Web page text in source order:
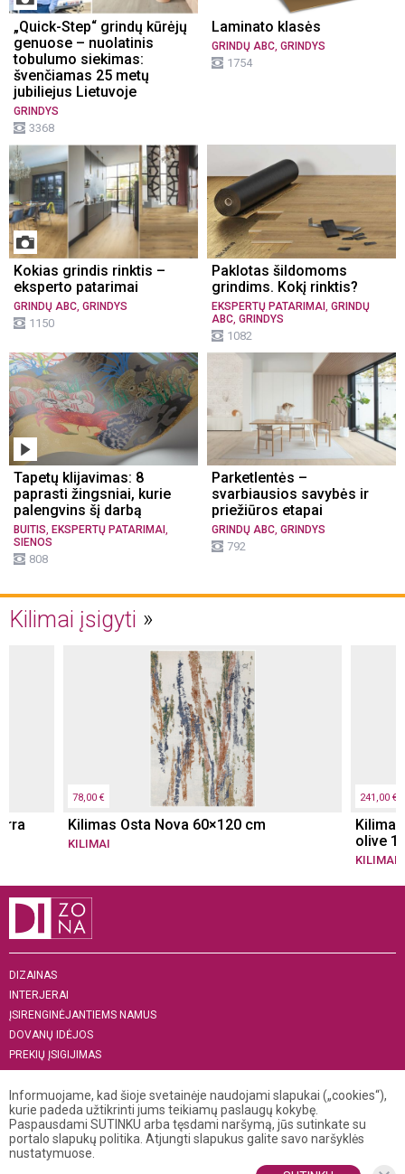
„Quick-Step“ grindų kūrėjų
genuose – nuolatinis
tobulumo siekimas:
švenčiamas 25 metų
jubiliejus Lietuvoje
GRINDYS
3368
Laminato klasės
GRINDŲ ABC, GRINDYS
1754
Kokias grindis rinktis –
eksperto patarimai
GRINDŲ ABC GRINDYS
1150
Paklotas šildomoms
grindims. Kokį rinktis?
EKSPERTŲ PATARIMAI GRINDŲ
ABC GRINDYS
1082
Tapetų klijavimas: 8
paprasti žingsniai, kurie
palengvins šį darbą
BUITIS, EKSPERTŲ PATARIMAI ,
SIENOS
808
Parketlentės –
svarbiausios savybės ir
priežiūros etapai
GRINDŲ ABC, GRINDYS
792
Kilimai įsigyti
78,00 €
Kilimas Osta Nova 60×120 cm
KILIMAI
241,00 €
olive
KILIMAI
DIZAINAS
INTERJERAI
ĮSIRENGINĖJANTIEMS NAMUS
DOVANŲ IDĖJOS
PREKIŲ ĮSIGIJIMAS
„MENAS INTERJERUI 2019“
+370 521 04 141
info@dizona.lt
Informuojame, kad šioje svetainėje naudojami slapukai („cookies“),
kurie padeda užtikrinti jums teikiamų paslaugų kokybę.
Paspausdami SUTINKU arba tęsdami naršymą, jūs sutinkate su
portalo slapukų politika. Atjungti slapukus galite savo naršyklės
nustatymuose.